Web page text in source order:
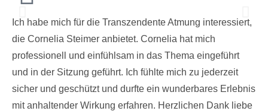
Ich habe mich für die Transzendente Atmung interessiert,
die Cornelia Steimer anbietet. Cornelia hat mich
professionell und einfühlsam in das Thema eingeführt
und in der Sitzung geführt. Ich fühlte mich zu jederzeit
sicher und geschützt und durfte ein wunderbares Erlebnis
mit anhaltender Wirkung erfahren. Herzlichen Dank liebe